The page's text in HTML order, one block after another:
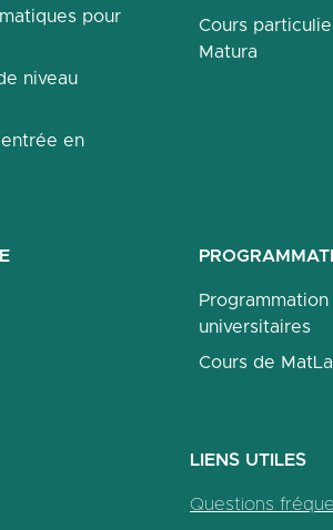
pour
niveau
en
Cours
Matura
universitaires
Cours de
LIENS UTILES
Questions